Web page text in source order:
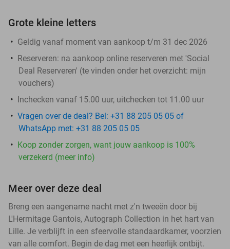
Grote kleine letters
Geldig vanaf moment van aankoop t/m 31 dec 2026
Reserveren: na aankoop online reserveren met 'Social
Deal Reserveren' (te vinden onder het overzicht: mijn
vouchers)
Inchecken vanaf 15.00 uur, uitchecken tot 11.00 uur
Vragen over de deal? Bel: +31 88 205 05 05 of
WhatsApp met: +31 88 205 05 05
Koop zonder zorgen, want jouw aankoop is 100%
verzekerd (meer info)
Meer over deze deal
Breng een aangename nacht met z'n tweeën door bij
L'Hermitage Gantois, Autograph Collection in het hart van
Lille. Je verblijft in een sfeervolle standaardkamer, voorzien
van alle comfort. Begin de dag met een heerlijk ontbijt.